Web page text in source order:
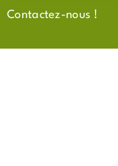
Aller
Contactez-nous !